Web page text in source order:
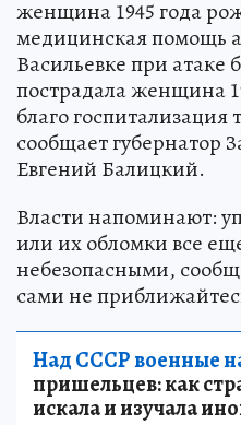
женщина 1945 года
медицинская помощь
Васильевке при атаке
пострадала женщина
благо
сообщает губернатор
Евгений Балицкий.
Власти напоминают:
или их обломки все
небезопасными,
сами не
Над СССР военные
пришельцев: как
искала и изучала